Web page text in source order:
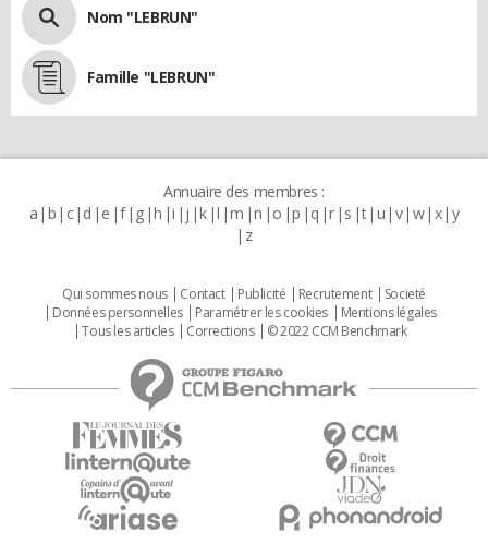
Nom "LEBRUN"
Famille "LEBRUN"
Annuaire des membres :
a b c d e f g h i j k l m n o p q r s t u v w x y
z
Qui sommes nous Contact Publicité Recrutement
Societé
Données personnelles
Paramétrer les cookies
Mentions légales
Tous les articles
Corrections © 2022 CCM Benchmark